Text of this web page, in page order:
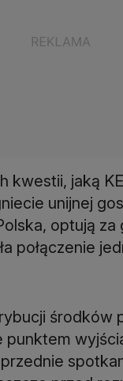
kwestii, jaką
unijnej
optują
połączenie
środków
punktem